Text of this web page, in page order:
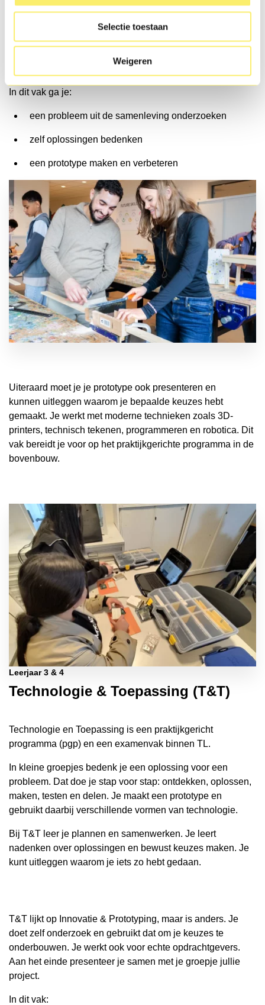
Selectie toestaan
Weigeren
met creativiteit en technologie. Je werkt stap voor stap
volgens de ontwerpcyclus: ontdekken, oplossen, maken,
testen en delen. In leerjaar 2 oefen je eerst samen met
In dit vak ga je:
een probleem uit de samenleving onderzoeken
zelf oplossingen bedenken
een prototype maken en verbeteren
Uiteraard moet je je prototype ook presenteren en
kunnen uitleggen waarom je bepaalde keuzes hebt
gemaakt. Je werkt met moderne technieken zoals 3D-
printers, technisch tekenen, programmeren en robotica. Dit
vak bereidt je voor op het praktijkgerichte programma in de
bovenbouw.
Leerjaar 3 & 4
Technologie & Toepassing (T&T)
Technologie en Toepassing is een praktijkgericht
programma (pgp) en een examenvak binnen TL.
In kleine groepjes bedenk je een oplossing voor een
probleem. Dat doe je stap voor stap: ontdekken, oplossen,
maken, testen en delen. Je maakt een prototype en
gebruikt daarbij verschillende vormen van technologie.
Bij T&T leer je plannen en samenwerken. Je leert
nadenken over oplossingen en bewust keuzes maken. Je
kunt uitleggen waarom je iets zo hebt gedaan.
T&T lijkt op Innovatie & Prototyping, maar is anders. Je
doet zelf onderzoek en gebruikt dat om je keuzes te
onderbouwen. Je werkt ook voor echte opdrachtgevers.
Aan het einde presenteer je samen met je groepje jullie
project.
In dit vak: